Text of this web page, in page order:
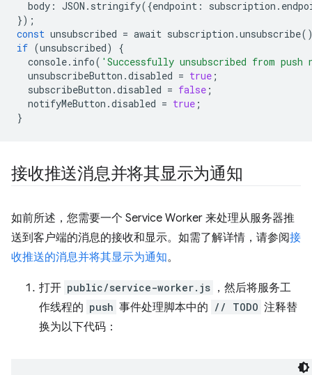
body : JSON . stringify({endpoint : subscription .
});
const unsubscribed = await subscription .unsubscribe
if (unsubscribed)
{
console. info( 'Successfully unsubscribed from
unsubscribeButton .disabled = true ;
subscribeButton .disabled = false ;
notifyMeButton .disabled = true ;
}
接收推送消息并将其显示为通知
如前所述，您需要一个 Service Worker 来处理从服务器推
送到客户端的消息的接收和显示。如需了解详情，请参阅接
收推送的消息并将其显示为通知。
打开 public/service-worker.js ，然后将服务工
作线程的 push 事件处理脚本中的 // TODO 注释替
换为以下代码：